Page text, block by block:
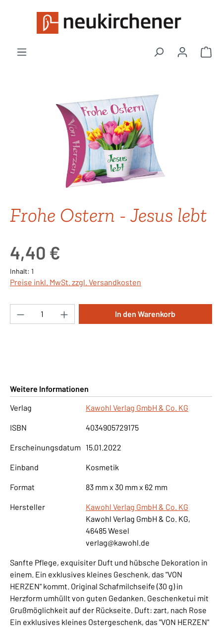
Zum Hauptinhalt springen
Frohe Ostern - Jesus lebt
4,40 €
Inhalt: 1
Preise inkl. MwSt. zzgl. Versandkosten
Produkt Anzahl: Gib den gewünschten
In den Warenkorb
Weitere Informationen
Verlag
Kawohl Verlag GmbH & Co. KG
ISBN 4034905729175
Erscheinungsdatum 15.01.2022
Einband Kosmetik
Format 83 mm x 30 mm x 62 mm
Hersteller
Kawohl Verlag GmbH & Co. KG
Kawohl Verlag GmbH & Co. KG,
46485 Wesel
verlag@kawohl.de
Sanfte Pflege, exquisiter Duft und hübsche Dekoration in
einem. Ein exklusives kleines Geschenk, das "VON
HERZEN" kommt. Original Schafmilchseife (30 g) in
Herzform umhüllt von guten Gedanken. Geschenketui mit
Grußmöglichkeit auf der Rückseite. Duft: zart, nach Rose
Ein exklusives kleines Ostergeschenk, das "VON HERZEN"